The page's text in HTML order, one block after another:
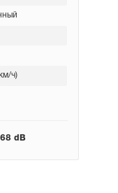
ч)
68 dB